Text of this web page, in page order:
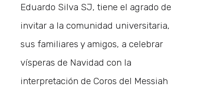
Eduardo Silva SJ, tiene el agrado de
invitar a la comunidad universitaria,
sus familiares y amigos, a celebrar
vísperas de Navidad con la
interpretación de Coros del Messiah